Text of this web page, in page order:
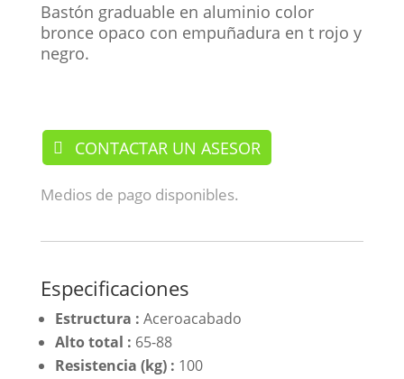
Bastón graduable en aluminio color
bronce opaco con empuñadura en t rojo y
negro.
CONTACTAR UN ASESOR
Medios de pago disponibles.
Especificaciones
Estructura : Aceroacabado
Alto total : 65-88
Resistencia (kg) : 100